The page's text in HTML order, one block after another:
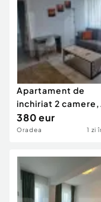
Apartament de
inchiriat 2 camere,
zona Dacia
380 eur
Oradea 1 zi